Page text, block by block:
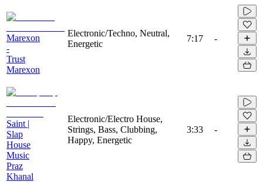
Marexon
-
Trust
Marexon
Electronic/Techno, Neutral,
Energetic
7:17 -
Saint |
Slap
House
Music
Praz
Khanal
Electronic/Electro House,
Strings, Bass, Clubbing,
Happy, Energetic
3:33 -